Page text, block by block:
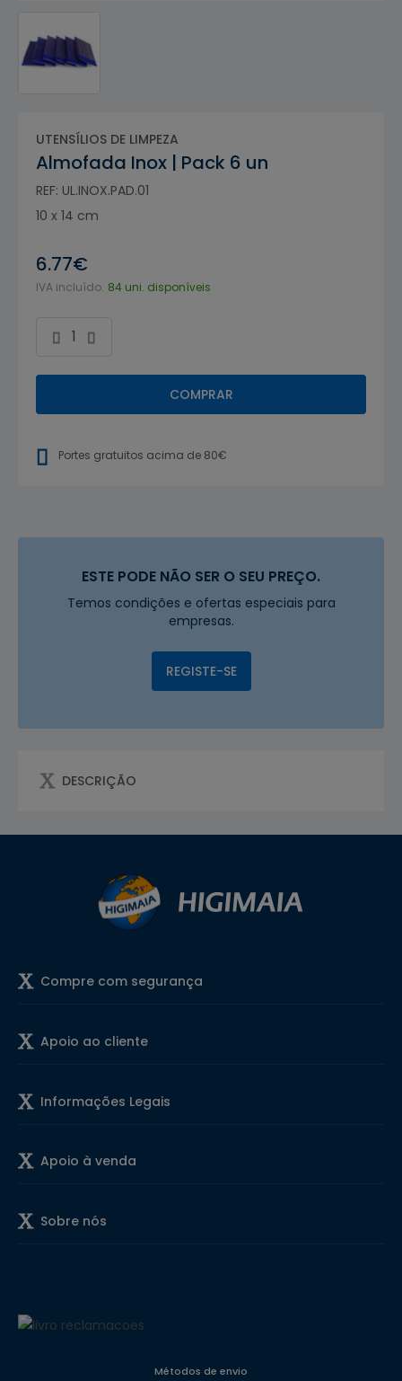
UTENSÍLIOS DE LIMPEZA
Almofada Inox | Pack 6 un
REF: UL.INOX.PAD.01
10 x 14 cm
6.77€
IVA incluído. 84 uni. disponíveis
COMPRAR
Portes gratuitos acima de 80€
ESTE PODE NÃO SER O SEU PREÇO.
Temos condições e ofertas especiais para
empresas.
REGISTE-SE
DESCRIÇÃO
Compre com segurança
Apoio ao cliente
Informações Legais
Apoio à venda
Sobre nós
Métodos de envio